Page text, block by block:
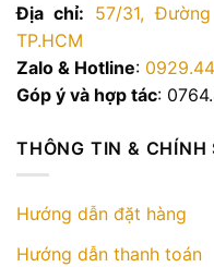
Địa chỉ: 57/31,
TP.HCM
Zalo & Hotline:
Góp ý và hợp tác:
THÔNG TIN & CHÍNH
Hướng dẫn đặt hàng
Hướng dẫn thanh toán